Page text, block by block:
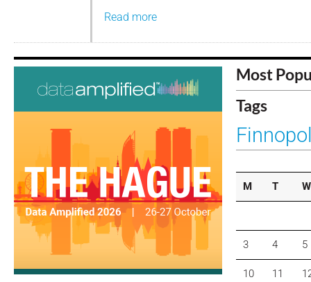
Read more
Most
Tags
M T W
3 4 5
10 11